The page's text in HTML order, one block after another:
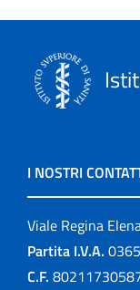
I NOSTRI
Viale Regina
Partita I.V.A.
C.F.